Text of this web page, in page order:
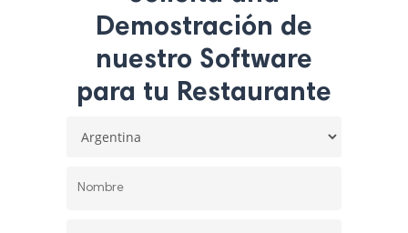
Demostración de
nuestro Software
para tu Restaurante